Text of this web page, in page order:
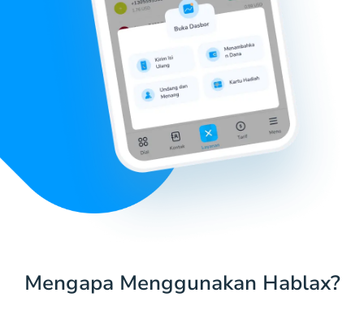
Mengapa Menggunakan Hablax?